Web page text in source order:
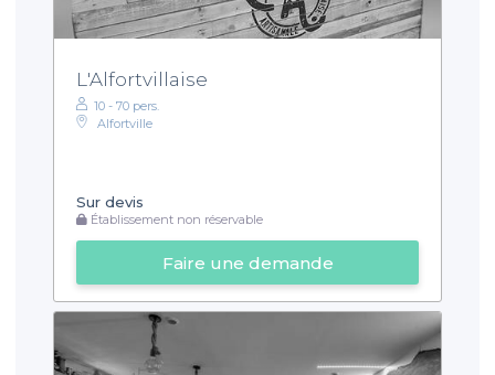
L'Alfortvillaise
10 - 70 pers.
Alfortville
Sur devis
Établissement non réservable
Faire une demande